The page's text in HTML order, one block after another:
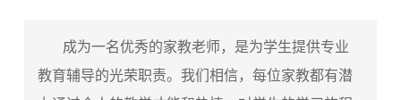
成为一名优秀的家教老师，是为学生提供专业
教育辅导的光荣职责。我们相信，每位家教都有潜